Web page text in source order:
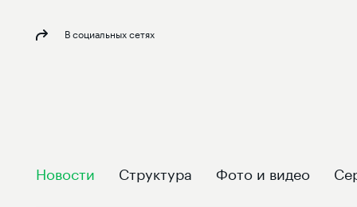
В социальных сетях
Новости Структура Фото и видео